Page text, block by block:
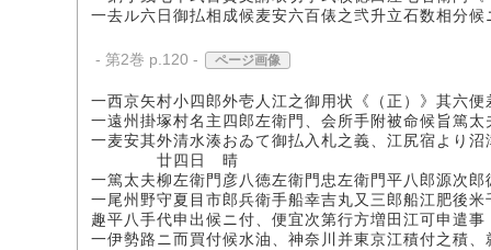
一去ル六日御払相成候麦安六百俵之弐升立石数相分
- 第2巻 p.120 - ページ画像
一西京矢村小四郎外壱人江之御用状《（正）》其六便
一遠州掛塚村名主四郎左衛門、会所手附被命候旨篤太
一麦安其外清水湊おゐて御払入札之義、江尻宿より
廿四日 晴
一篤太夫柳左衛門彦八徳左衛門忠左衛門平八郎源次
一尾州野守夏目市郎兵衛手船幸吉丸又三郎船江肥後
趣平八手代申出候ニ付、便宜次第行方増田江可申遣事
一伊勢路ニ而買付候水油、神奈川并東京江積付之積